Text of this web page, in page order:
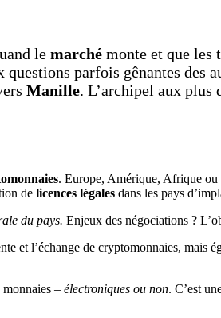
le marché monte et que les
parfois gênantes des
Manille. L’archipel aux plus
. Europe, Amérique, Afrique ou
de licences légales dans les pays
du pays. Enjeux des négociations ?
et l’échange de cryptomonnaies, mais
monnaies – électroniques ou non. C’est